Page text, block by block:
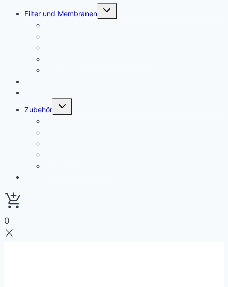
Filter und Membranen
Untermenü
Zubehör
Untermenü
0